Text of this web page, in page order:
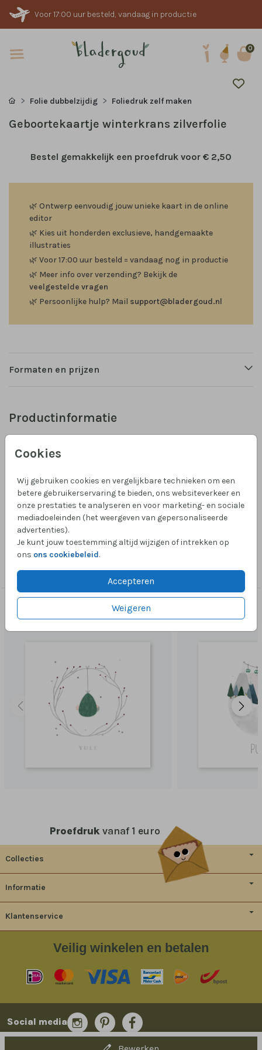
Voor 17:00 uur besteld, vandaag in productie
0
Cookies
Wij gebruiken cookies en vergelijkbare technieken om een
betere gebruikerservaring te bieden, ons websiteverkeer en
onze prestaties te analyseren en voor marketing- en sociale
mediadoeleinden (het weergeven van gepersonaliseerde
advertenties).
Je kunt jouw toestemming altijd wijzigen of intrekken op
ons ons cookiebeleid.
Accepteren
Weigeren
Folie dubbelzijdig Foliedruk zelf maken
Geboortekaartje winterkrans zilverfolie
Bestel gemakkelijk een proefdruk voor € 2,50
🌿 Ontwerp eenvoudig jouw unieke kaart in de online
editor
🌿 Kies uit honderden exclusieve, handgemaakte
illustraties
🌿 Voor 17:00 uur besteld = vandaag nog in productie
🌿 Meer info over verzending? Bekijk de
veelgestelde vragen
🌿 Persoonlijke hulp? Mail support@bladergoud.nl
Formaten en prijzen
Productinformatie
zilverfolie. Foliekleuren kun je zelf kiezen! Liever een
andere huidskleur of kleur van doekje? Kijk even in de
editor bij Draagzakje. Of mail me eventjes met de
gewenste kleur!
Toon meer
Collectie
Foliedruk zelf maken
Dit vind je misschien ook leuk
Proefdruk vanaf 1 euro
Collecties
Informatie
Klantenservice
Veilig winkelen en betalen
Social media